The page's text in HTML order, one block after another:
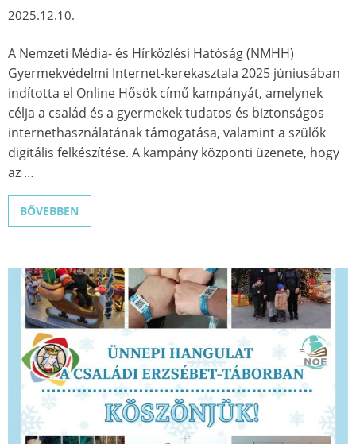
2025.12.10.
A Nemzeti Média- és Hírközlési Hatóság (NMHH)
Gyermekvédelmi Internet-kerekasztala 2025 júniusában
indította el Online Hősök című kampányát, amelynek
célja a család és a gyermekek tudatos és biztonságos
internethasználatának támogatása, valamint a szülők
digitális felkészítése. A kampány központi üzenete, hogy
az …
BŐVEBBEN